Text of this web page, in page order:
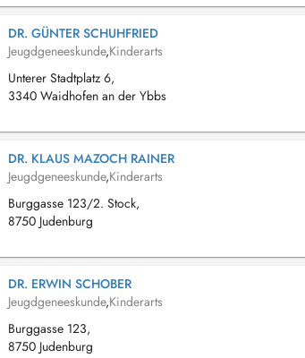
DR. GÜNTER SCHUHFRIED
Jeugdgeneeskunde,Kinderarts
Unterer Stadtplatz 6,
3340 Waidhofen an der Ybbs
DR. KLAUS MAZOCH RAINER
Jeugdgeneeskunde,Kinderarts
Burggasse 123/2. Stock,
8750 Judenburg
DR. ERWIN SCHOBER
Jeugdgeneeskunde,Kinderarts
Burggasse 123,
8750 Judenburg